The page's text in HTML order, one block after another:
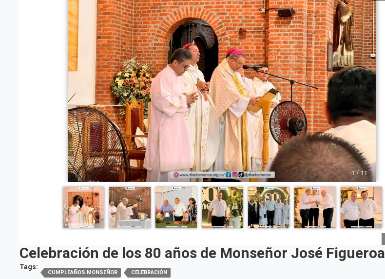
Celebración de los 80 años de Monseñor José Figueroa
Tags:
CUMPLEAÑOS MONSEÑOR CELEBRACIÓN